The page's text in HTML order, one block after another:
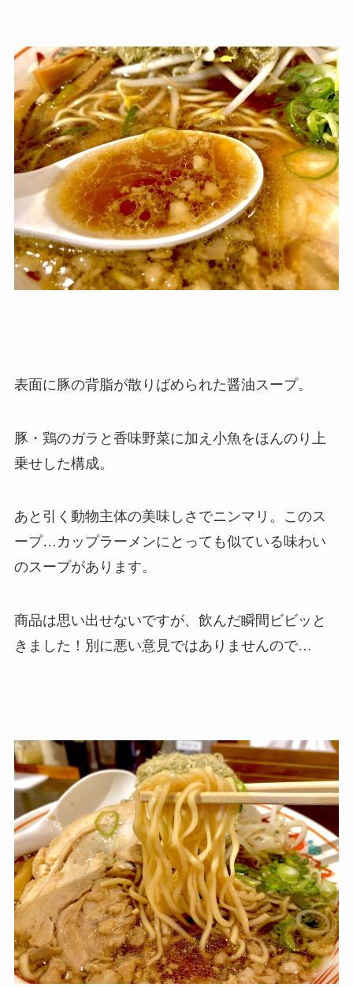
表面に豚の背脂が散りばめられた醤油スープ。
豚・鶏のガラと香味野菜に加え小魚をほんのり上
乗せした構成。
あと引く動物主体の美味しさでニンマリ。このス
ープ…カップラーメンにとっても似ている味わい
のスープがあります。
商品は思い出せないですが、飲んだ瞬間ビビッと
きました！別に悪い意見ではありませんので…